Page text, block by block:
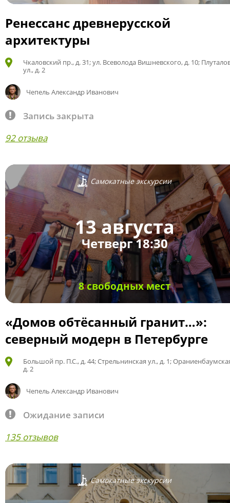
Ренессанс древнерусской
архитектуры
Чкаловский пр., д. 31; ул. Всеволода Вишневского, д. 10;
ул., д. 2
Чепель Александр Иванович
Запись закрыта
92 отзыва
Самокатные экскурсии
13 августа
Четверг 18:30
8 свободных мест
«Домов обтёсанный гранит…»:
северный модерн в Петербурге
Большой пр. П.С., д. 44; Стрельнинская ул., д. 1;
д. 2
Чепель Александр Иванович
Ожидание записи
135 отзывов
Самокатные экскурсии